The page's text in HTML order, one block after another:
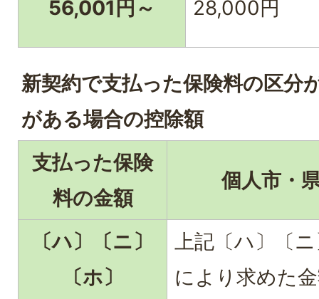
56,001円～ 28,000円
新契約で支払った保険料の区分
がある場合の控除額
支払った保険
料の金額
個人市・
〔ハ〕〔ニ〕
〔ホ〕
上記〔ハ〕〔
により求めた